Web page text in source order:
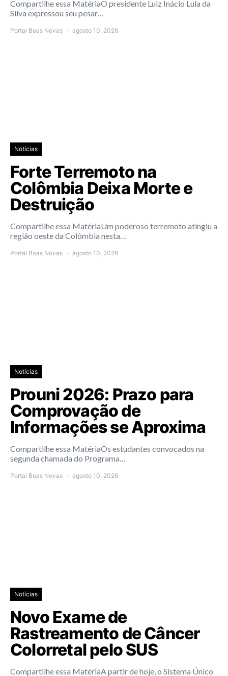
Compartilhe essa MatériaO presidente Luiz Inácio Lula da
Silva expressou seu pesar…
Portal Boas Novas agosto 10, 2026
Notícias
Forte Terremoto na
Colômbia Deixa Morte e
Destruição
Compartilhe essa MatériaUm poderoso terremoto atingiu a
região oeste da Colômbia nesta…
Portal Boas Novas agosto 10, 2026
Notícias
Prouni 2026: Prazo para
Comprovação de
Informações se Aproxima
Compartilhe essa MatériaOs estudantes convocados na
segunda chamada do Programa…
Portal Boas Novas agosto 10, 2026
Notícias
Novo Exame de
Rastreamento de Câncer
Colorretal pelo SUS
Compartilhe essa MatériaA partir de hoje, o Sistema Único